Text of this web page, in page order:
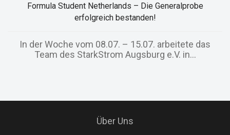
Formula Student Netherlands – Die Generalprobe
erfolgreich bestanden!
In der Woche vom 08.07. – 15.07. arbeitete das
Team des StarkStrom Augsburg e.V. in...
Über Uns